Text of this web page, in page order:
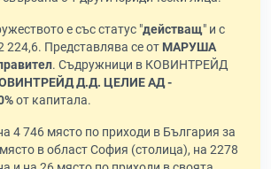
е със статус "действащ" и с
224,6. Представлява се от МАРУША
. Съдружници в КОВИНТРЕЙД
Д.Д. ЦЕЛИЕ АД -
от капитала.
4 746 място по приходи в България за
в област София (столица), на 2278